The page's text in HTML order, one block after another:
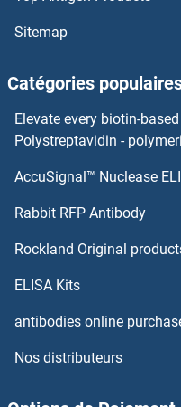
PAPD1 Kits ELISA
PANX1 Kits ELISA
PANK4 Kits ELISA
PASK Kits ELISA
Patched 1 Kits ELISA
Sitemap
Catégories
Elevate every biotin-
Polystreptavidin -
AccuSignal™ Nuclease
Rabbit RFP Antibody
Rockland Original
ELISA Kits
antibodies online
Nos distributeurs